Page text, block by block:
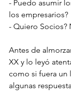
- Puedo asumir
los empresarios?
- Quiero Socios?
Antes de
XX y lo leyó
como si fuera
algunas